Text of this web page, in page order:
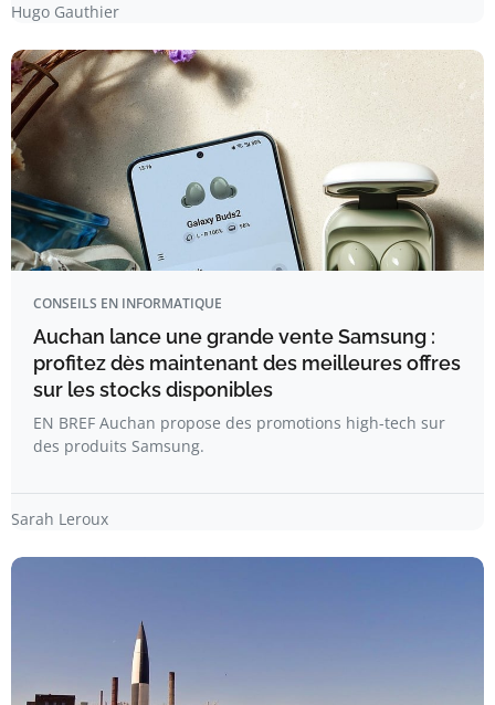
Hugo Gauthier
CONSEILS EN INFORMATIQUE
Auchan lance une grande vente Samsung :
profitez dès maintenant des meilleures offres
sur les stocks disponibles
EN BREF Auchan propose des promotions high-tech sur
des produits Samsung.
Sarah Leroux